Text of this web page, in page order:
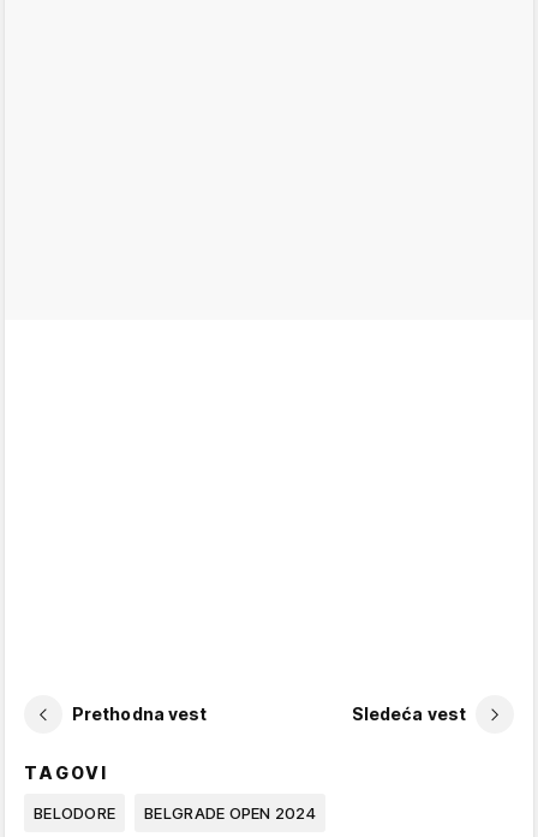
Prethodna vest Sledeća vest
TAGOVI
BELODORE BELGRADE OPEN 2024